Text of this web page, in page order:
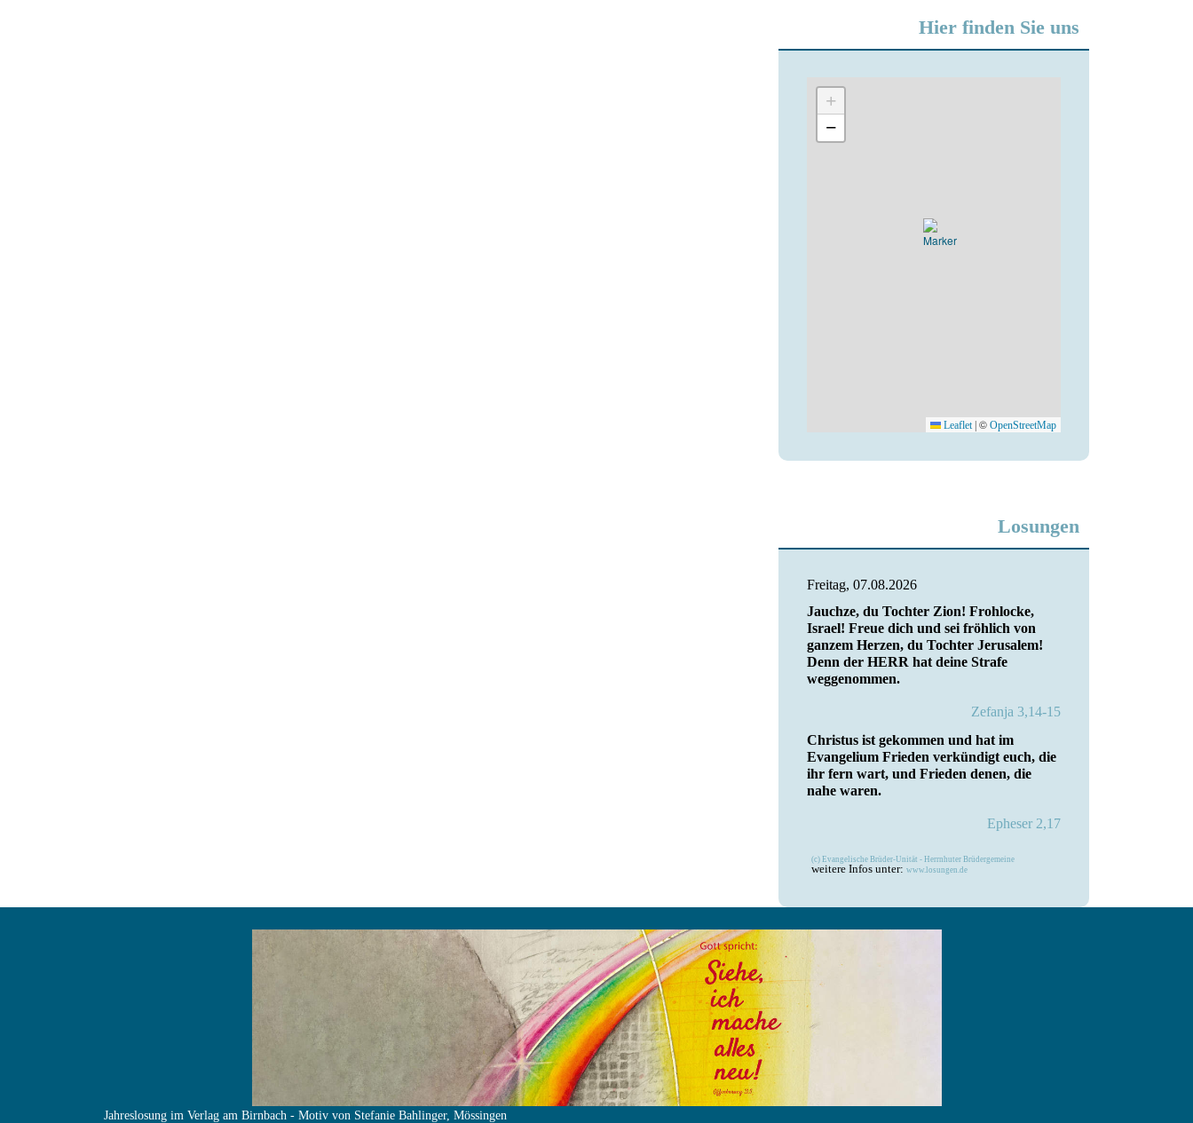
Hier finden Sie uns
+
−
Leaflet © OpenStreetMap
Losungen
Freitag, 07.08.2026
Jauchze, du Tochter Zion! Frohlocke,
Israel! Freue dich und sei fröhlich von
ganzem Herzen, du Tochter Jerusalem!
Denn der HERR hat deine Strafe
weggenommen.
Zefanja 3,14-15
Christus ist gekommen und hat im
Evangelium Frieden verkündigt euch, die
ihr fern wart, und Frieden denen, die
nahe waren.
Epheser 2,17
(c) Evangelische Brüder-Unität - Herrnhuter Brüdergemeine
weitere Infos unter: www.losungen.de
Jahreslosung im Verlag am Birnbach - Motiv von Stefanie Bahlinger, Mössingen